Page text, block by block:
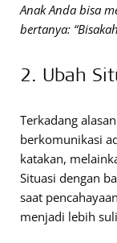
Anak Anda bisa
bertanya:
2. Ubah
Terkadang
berkomunikasi
katakan,
Situasi dengan
saat
menjadi lebih